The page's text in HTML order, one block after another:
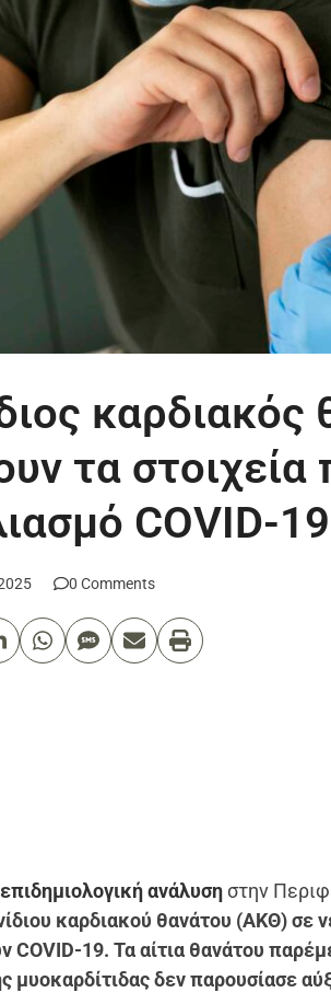
καρδιακός
τα στοιχεία
COVID-19
0 Comments
επιδημιολογική ανάλυση στην
καρδιακού θανάτου (ΑΚΘ) σε
COVID-19. Τα αίτια θανάτου
μυοκαρδίτιδας δεν παρουσίασε